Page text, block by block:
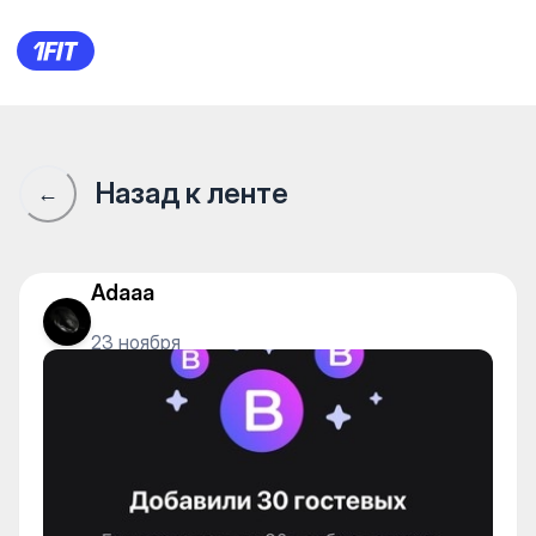
Сообщество 1Fit · 1Fit
← Назад к ленте
Adaaa
23 ноября